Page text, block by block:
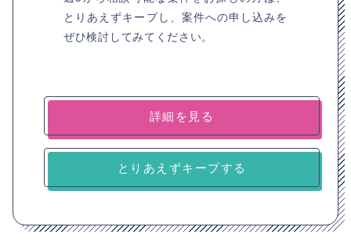
とりあえずキープし、案件への申し込みを
ぜひ検討してみてください。
詳細を見る
とりあえずキープする